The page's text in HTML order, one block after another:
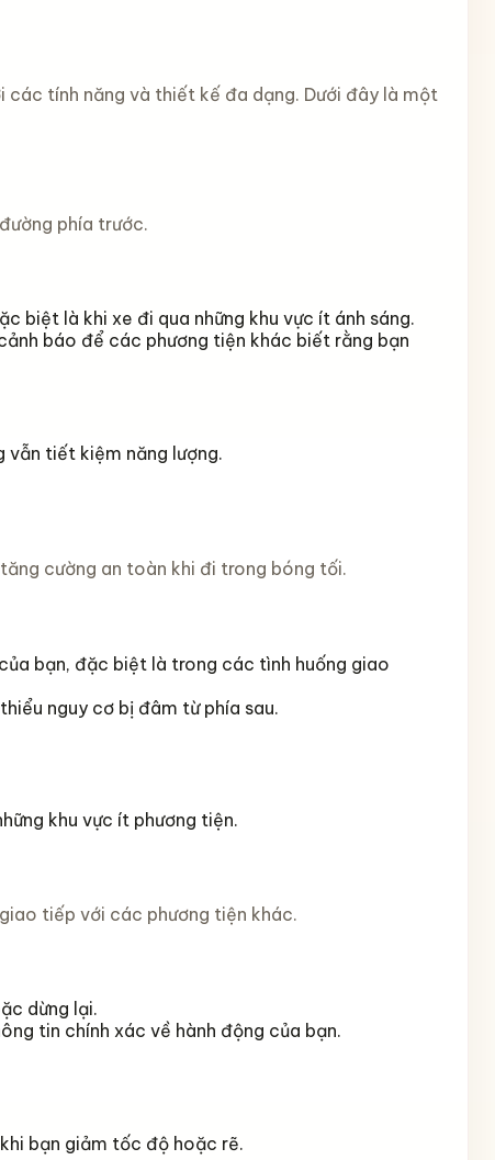
các tính năng và thiết kế đa dạng. Dưới đây là một
phía trước.
biệt là khi xe đi qua những khu vực ít ánh sáng.
báo để các phương tiện khác biết rằng bạn
vẫn tiết kiệm năng lượng.
cường an toàn khi đi trong bóng tối.
bạn, đặc biệt là trong các tình huống giao
nguy cơ bị đâm từ phía sau.
khu vực ít phương tiện.
tiếp với các phương tiện khác.
dừng lại.
tin chính xác về hành động của bạn.
bạn giảm tốc độ hoặc rẽ.